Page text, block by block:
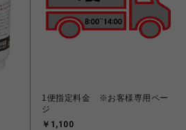
1便指定料金 ※お客様専用ペー
ジ
￥1,100